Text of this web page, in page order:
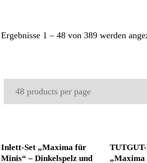
Ergebnisse 1 – 48 von 389 werden
Inlett-Set „Maxima für
Minis“ – Dinkelspelz und